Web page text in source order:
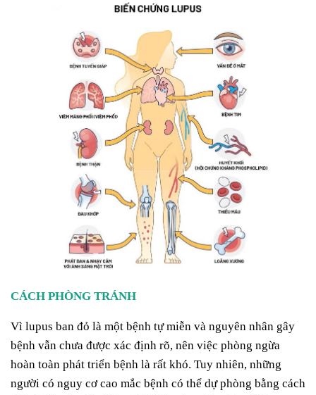
CÁCH PHÒNG TRÁNH
Vì lupus ban đỏ là một bệnh tự miễn và nguyên nhân gây
bệnh vẫn chưa được xác định rõ, nên việc phòng ngừa
hoàn toàn phát triển bệnh là rất khó. Tuy nhiên, những
người có nguy cơ cao mắc bệnh có thể dự phòng bằng cách